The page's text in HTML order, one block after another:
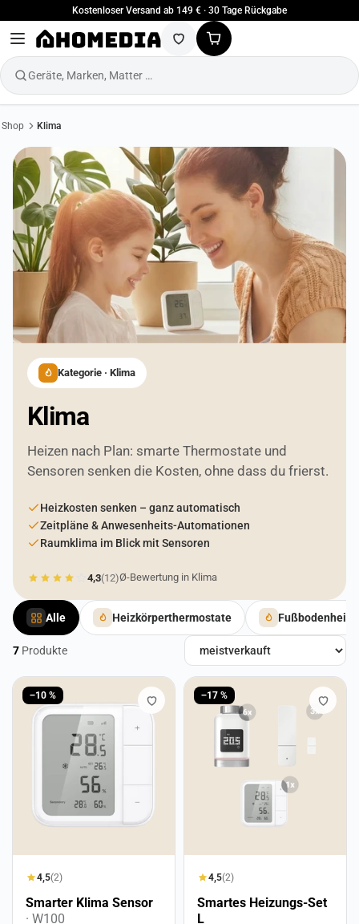
Kostenloser Versand ab 149 € · 30 Tage Rückgabe
Geräte, Marken, Matter …
Shop Klima
Kategorie · Klima
Klima
Heizen nach Plan: smarte Thermostate und
Sensoren senken die Kosten, ohne dass du frierst.
Heizkosten senken – ganz automatisch
Zeitpläne & Anwesenheits-Automationen
Raumklima im Blick mit Sensoren
4,3(12)Ø-Bewertung in Klima
Alle Heizkörperthermostate
7 Produkte
Produkte in Klima
−10 %
4,5(2)
Smarter Klima Sensor
· W100
−17 %
4,5(2)
Smartes Heizungs-Set
L